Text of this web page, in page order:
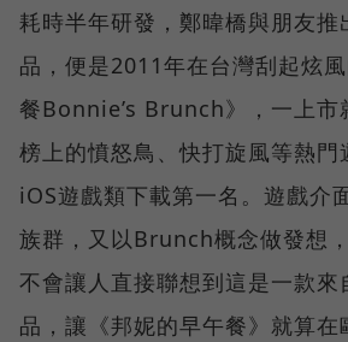
耗時半年研發，鄭暐橋與朋友推
品，便是2011年在台灣刮起炫
餐Bonnie’s Brunch》，一上市
榜上的憤怒鳥、快打旋風等熱門
iOS遊戲類下載第一名。遊戲介
族群，又以Brunch概念做發想
不會讓人直接聯想到這是一款來
品，讓《邦妮的早午餐》就算在